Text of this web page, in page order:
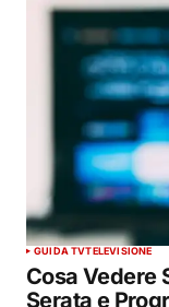
GUIDA TVTELEVISIONE
Cosa Vedere
Serata e